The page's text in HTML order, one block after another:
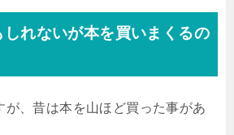
れないが本を買いまくるの
が、昔は本を山ほど買った事があ